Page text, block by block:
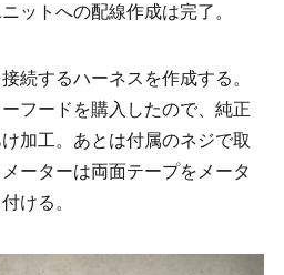
ットへの配線作成は完了。
続するハーネスを作成する。
フードを購入したので、純正
加工。あとは付属のネジで取
ーターは両面テープをメータ
ける。